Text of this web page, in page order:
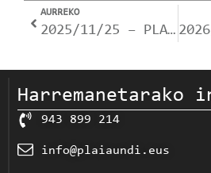
AURREKO
2025/11/25 – PLAIAUNDIKO ERRONKA SOLIDARIOAK BOST URTE BETE DITU
Harremanetarako
943 899 214
info@plaiaundi.eus